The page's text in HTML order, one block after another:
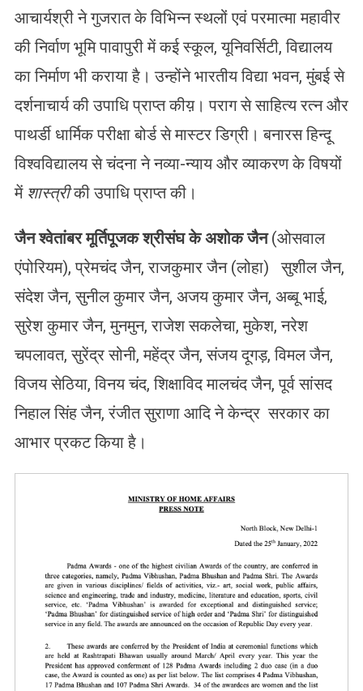
आचार्यश्री ने गुजरात के विभिन्न स्थलों एवं परमात्मा महावीर
की निर्वाण भूमि पावापुरी में कई स्कूल, यूनिवर्सिटी, विद्यालय
का निर्माण भी कराया है। उन्होंने भारतीय विद्या भवन, मुंबई से
दर्शनाचार्य की उपाधि प्राप्त कीय़। पराग से साहित्य रत्न और
पाथर्डी धार्मिक परीक्षा बोर्ड से मास्टर डिग्री। बनारस हिन्दू
विश्वविद्यालय से चंदना ने नव्या-न्याय और व्याकरण के विषयों
में शास्त्रीकी उपाधि प्राप्त की।
जैन श्वेतांबर मूर्तिपूजक श्रीसंघ के अशोक जैन(ओसवाल
एंपोरियम), प्रेमचंद जैन, राजकुमार जैन (लोहा) सुशील जैन,
संदेश जैन, सुनील कुमार जैन, अजय कुमार जैन, अब्बू भाई,
सुरेश कुमार जैन, मुनमुन, राजेश सकलेचा, मुकेश, नरेश
चपलावत, सुरेंद्र सोनी, महेंद्र जैन, संजय दूगड़, विमल जैन,
विजय सेठिया, विनय चंद, शिक्षाविद मालचंद जैन, पूर्व सांसद
निहाल सिंह जैन, रंजीत सुराणा आदि ने केन्द्र सरकार का
आभार प्रकट किया है।